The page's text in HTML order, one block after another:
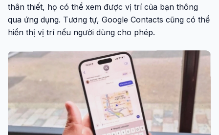
thân thiết, họ có thể xem được vị trí của bạn thông
qua ứng dụng. Tương tự, Google Contacts cũng có thể
hiển thị vị trí nếu người dùng cho phép.